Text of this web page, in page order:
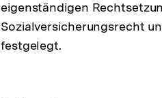
eigenständigen
Sozialversicherungsrecht
festgelegt.